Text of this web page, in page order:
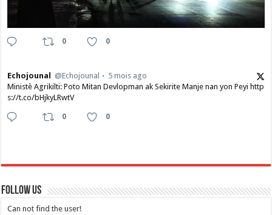
0 0
Echojounal @Echojounal
5 mois ago
Ministè Agrikilti: Poto Mitan Devlopman ak Sekirite Manje nan yon Peyi http
s://t.co/bHjkyLRwtV
0 0
Follow Us
Can not find the user!